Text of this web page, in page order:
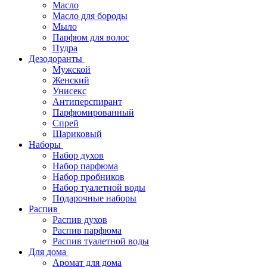
Масло
Масло для бороды
Мыло
Парфюм для волос
Пудра
Дезодоранты
Мужской
Женский
Унисекс
Антиперспирант
Парфюмированный
Спрей
Шариковый
Наборы
Набор духов
Набор парфюма
Набор пробников
Набор туалетной воды
Подарочные наборы
Распив
Распив духов
Распив парфюма
Распив туалетной воды
Для дома
Аромат для дома